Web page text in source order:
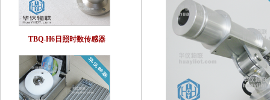
TBQ-H6日照时数传感器